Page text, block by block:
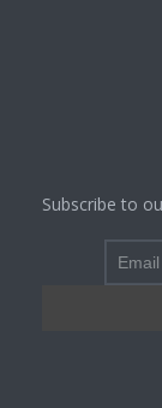
Subscribe to